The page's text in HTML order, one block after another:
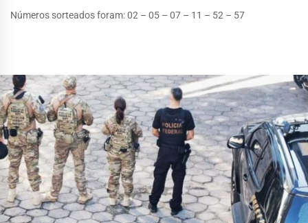
Números sorteados foram: 02 – 05 – 07 – 11 – 52 – 57